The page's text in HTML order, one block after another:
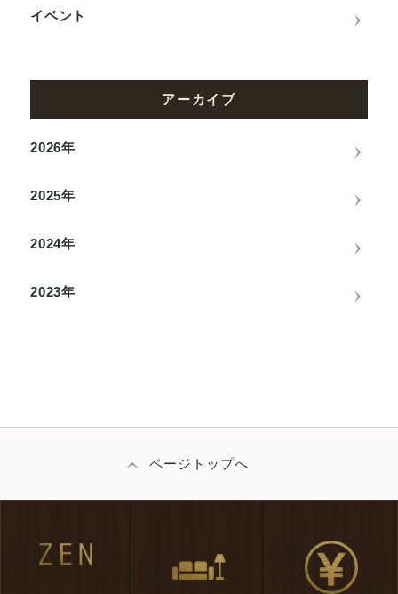
イベント
アーカイブ
2026年
2025年
2024年
2023年
ページトップへ